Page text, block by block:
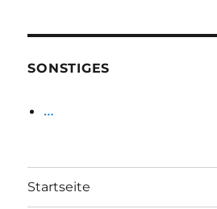
SONSTIGES
…
Startseite